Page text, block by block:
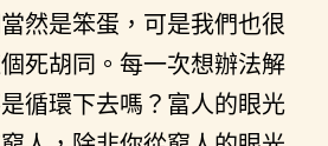
然是笨蛋，可是我們也很
死胡同。每一次想辦法解
循環下去嗎？富人的眼光